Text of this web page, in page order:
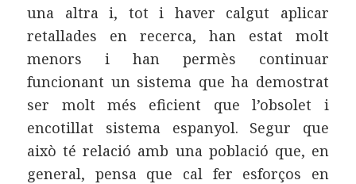
una altra i, tot i haver calgut aplicar
retallades en recerca, han estat molt
menors i han permès continuar
funcionant un sistema que ha demostrat
ser molt més eficient que l’obsolet i
encotillat sistema espanyol. Segur que
això té relació amb una població que, en
general, pensa que cal fer esforços en